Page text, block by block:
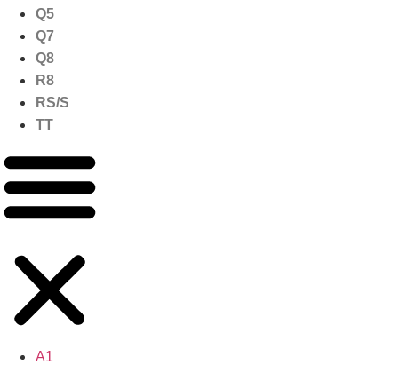
Q5
Q7
Q8
R8
RS/S
TT
A1